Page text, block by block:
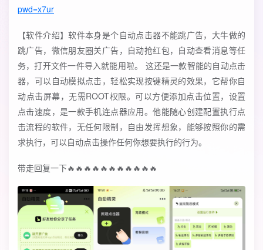
pwd=x7ur
【软件介绍】软件本身是个自动点击器不能跳广告，大牛做的
跳广告，微信朋友圈关广告，自动抢红包，自动查看消息等任
务，打开文件一件导入就能用啦。 这还是一款智能的自动点击
器，可以自动模拟点击，轻松实现按键精灵的效果，它帮你自
动点击屏幕，无需ROOT权限。可以方便添加点击位置，设置
点击速度，是一款手机连点器应用。他能随心创建配置执行点
击流程的软件，无任何限制，自由发挥想象，能够按照你的需
求执行，可以自动点击操作任何你想要执行的行为。
带走回复一下🔥🔥🔥🔥🔥🔥🔥🔥🔥🔥🔥